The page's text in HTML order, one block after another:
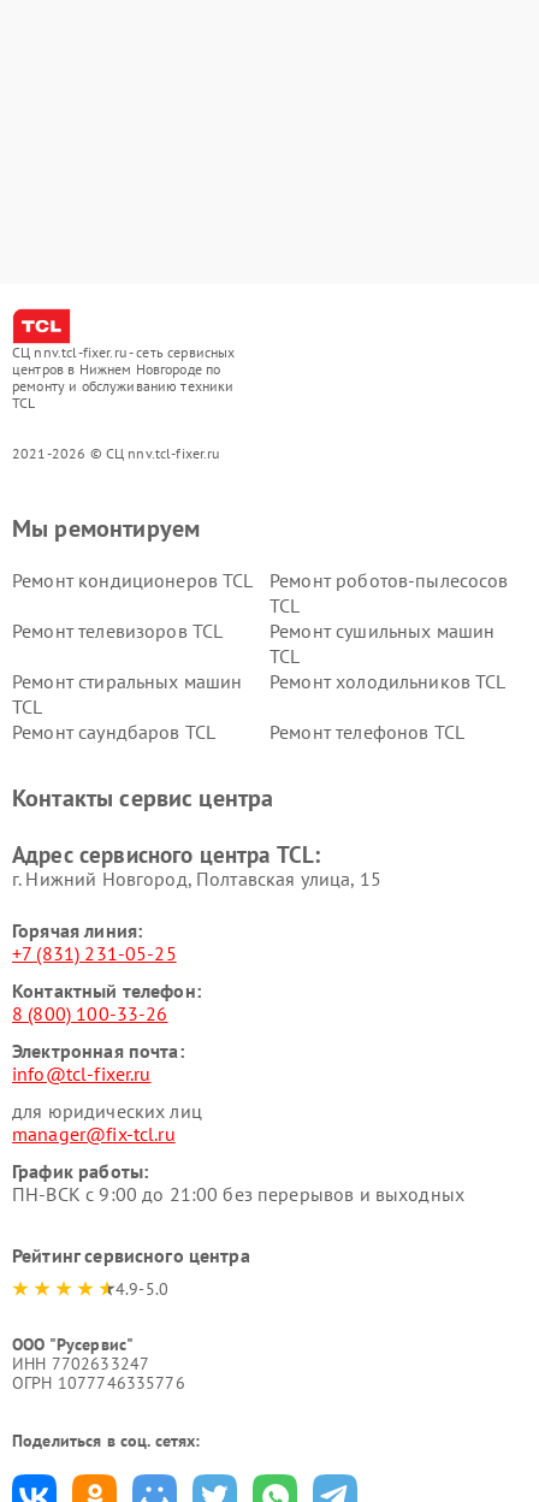
СЦ nnv.tcl-fixer.ru - сеть сервисных
центров в Нижнем Новгороде по
ремонту и обслуживанию техники
TCL
2021-2026 © СЦ nnv.tcl-fixer.ru
Мы ремонтируем
Ремонт кондиционеров TCL
Ремонт роботов-пылесосов
TCL
Ремонт телевизоров TCL
Ремонт сушильных машин
TCL
Ремонт стиральных машин
TCL
Ремонт холодильников TCL
Ремонт саундбаров TCL Ремонт телефонов TCL
Контакты сервис центра
Адрес сервисного центра TCL:
г. Нижний Новгород, Полтавская улица, 15
Горячая линия:
+7 (831) 231-05-25
Контактный телефон:
8 (800) 100-33-26
Электронная почта:
info@tcl-fixer.ru
для юридических лиц
manager@fix-tcl.ru
График работы:
ПН-ВСК с 9:00 до 21:00 без перерывов и выходных
Рейтинг сервисного центра
4.9-5.0
ООО "Русервис"
ИНН 7702633247
ОГРН 1077746335776
Поделиться в соц. сетях: